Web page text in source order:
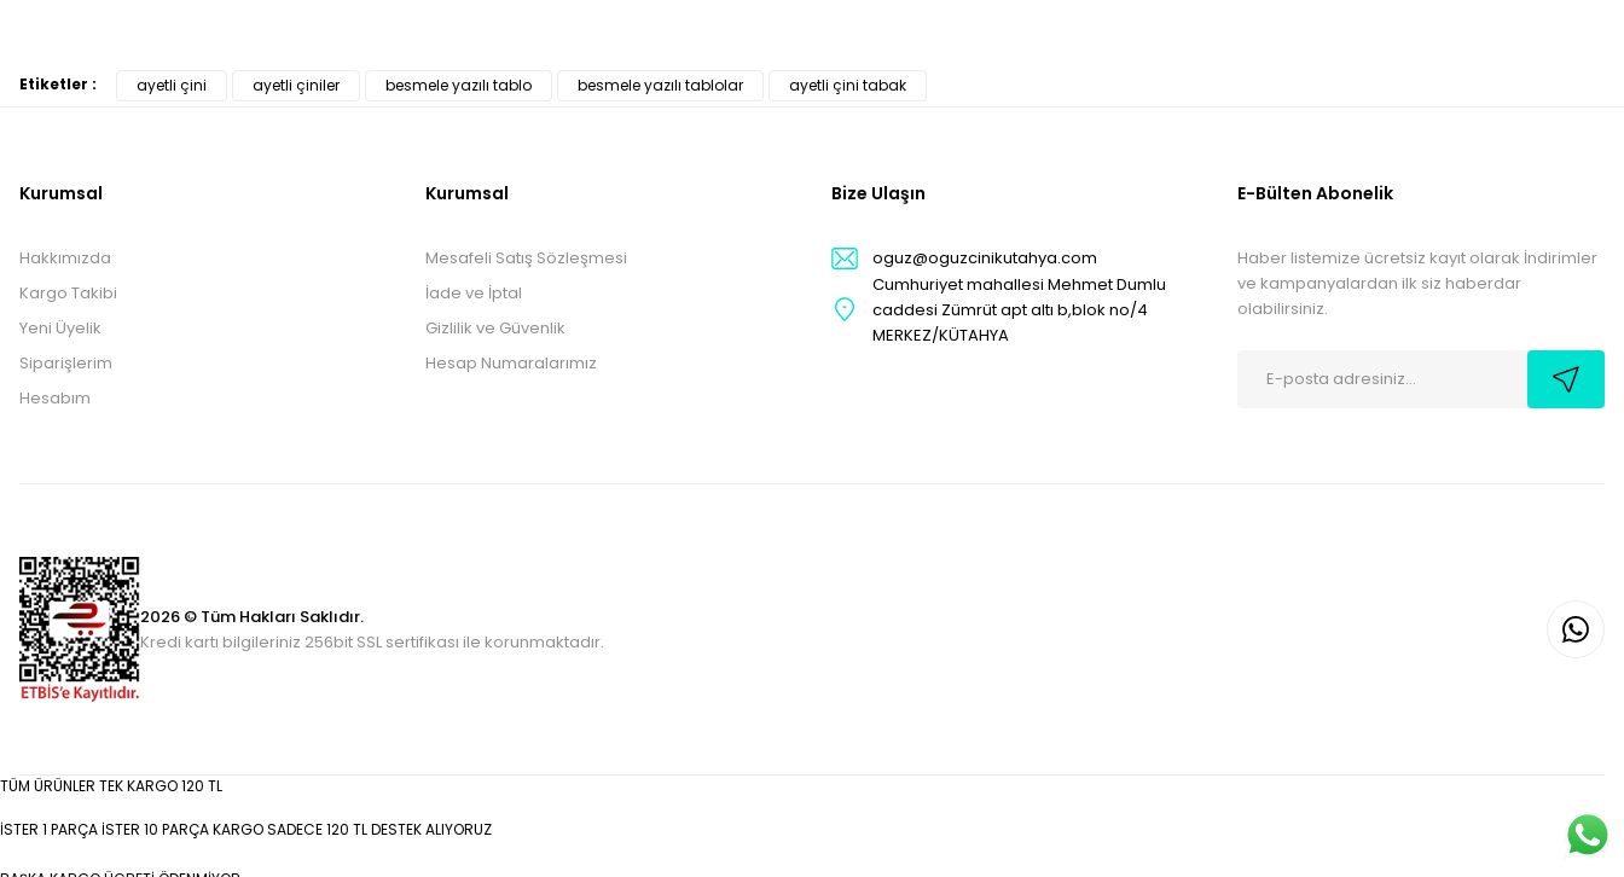
Etiketler : ayetli çini ayetli çiniler besmele yazılı tablo besmele yazılı tablolar ayetli çini tabak
Kurumsal
Hakkımızda
Kargo Takibi
Yeni Üyelik
Siparişlerim
Hesabım
Kurumsal
Mesafeli Satış Sözleşmesi
İade ve İptal
Gizlilik ve Güvenlik
Hesap Numaralarımız
Bize Ulaşın
oguz@oguzcinikutahya.com
Cumhuriyet mahallesi Mehmet Dumlu
caddesi Zümrüt apt altı b,blok no/4
MERKEZ/KÜTAHYA
E-Bülten Abonelik
Haber listemize ücretsiz kayıt olarak İndirimler
ve kampanyalardan ilk siz haberdar
olabilirsiniz.
2026 © Tüm Hakları Saklıdır.
Kredi kartı bilgileriniz 256bit SSL sertifikası ile korunmaktadır.
TÜM ÜRÜNLER TEK KARGO 120 TL
İSTER 1 PARÇA İSTER 10 PARÇA KARGO SADECE 120 TL DESTEK ALIYORUZ